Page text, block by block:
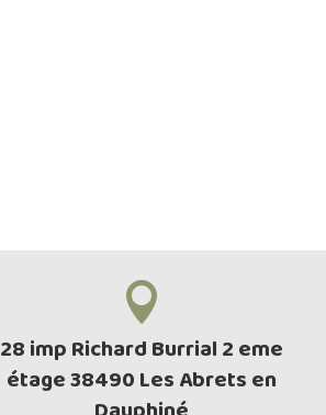

28 imp Richard Burrial 2 eme
étage 38490 Les Abrets en